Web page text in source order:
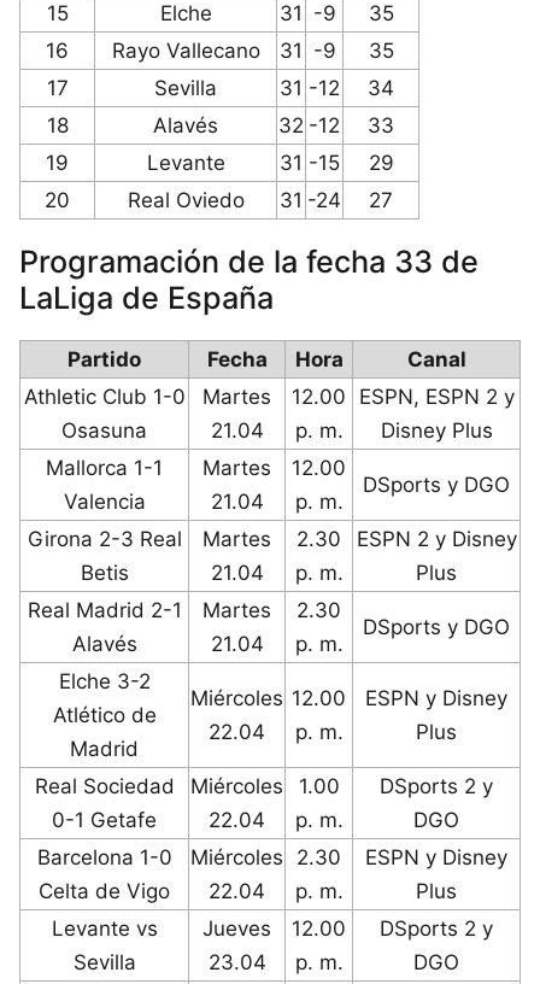
15
Elche 31 -9
35
16
Rayo Vallecano 31 -9
35
17
Sevilla 31 -12
34
18
Alavés 32 -12
33
19
Levante 31 -15
29
20
Real Oviedo 31 -24 27
Programación de la fecha 33 de
LaLiga de España
Partido Fecha Hora
Canal
Athletic Club 1-0
Osasuna
Martes
21.04
12.00
p. m.
ESPN, ESPN 2 y
Disney Plus
Mallorca 1-1
Valencia
Martes
21.04
12.00
p. m.
DSports y DGO
Girona 2-3 Real
Betis
Martes
21.04
2.30
p. m.
ESPN 2 y Disney
Plus
Real Madrid 2-1
Alavés
Martes
21.04
2.30
p. m.
DSports y DGO
Elche 3-2
Atlético de
Madrid
Miércoles
22.04
12.00
p. m.
ESPN y Disney
Plus
Real Sociedad
0-1 Getafe
Miércoles
22.04
1.00
p. m.
DSports 2 y
DGO
Barcelona 1-0
Celta de Vigo
Miércoles
22.04
2.30
p. m.
ESPN y Disney
Plus
Levante vs
Sevilla
Jueves
23.04
12.00
p. m.
DSports 2 y
DGO